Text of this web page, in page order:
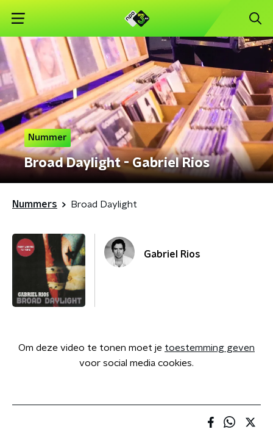
Nummer
Broad Daylight - Gabriel Rios
Nummers Broad Daylight
Gabriel Rios
Om deze video te tonen moet je toestemming geven
voor social media cookies.